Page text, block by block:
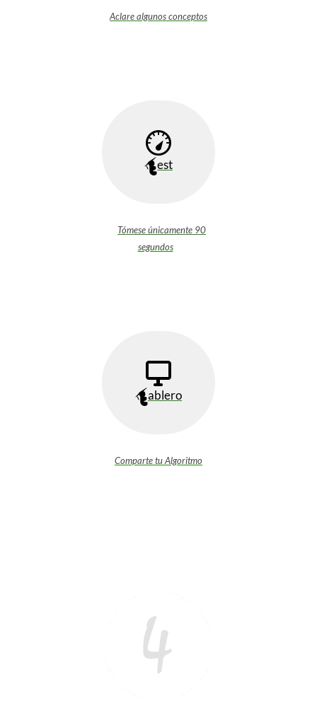
Aclare algunos conceptos
est
Tómese únicamente 90
segundos
ablero
Comparte tu Algoritmo